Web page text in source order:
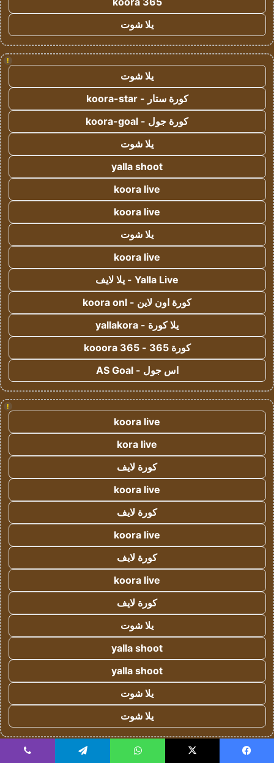
يلا شوت
!
يلا شوت
كورة ستار - koora-star
كورة جول - koora-goal
يلا شوت
yalla shoot
koora live
koora live
يلا شوت
koora live
Yalla Live - يلا لايف
كورة اون لاين - koora onl
يلا كورة - yallakora
كورة 365 - kooora 365
اس جول - AS Goal
!
koora live
kora live
كورة لايف
koora live
كورة لايف
koora live
كورة لايف
koora live
كورة لايف
يلا شوت
yalla shoot
yalla shoot
يلا شوت
يلا شوت